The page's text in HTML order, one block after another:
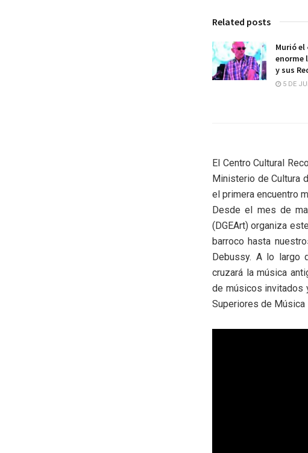
Related posts
Murió el
enorme
y sus
5 DE
El Centro Cultural
Ministerio de Cultura
el primera encuentro
Desde el mes de
(DGEArt) organiza
barroco hasta
Debussy. A lo largo
cruzará la música
de músicos invitados
Superiores de Música